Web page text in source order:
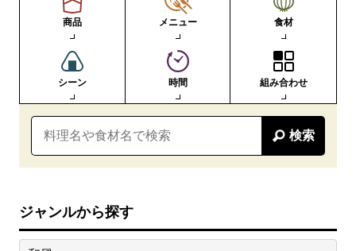
商品 メニュー 食材
シーン 時間 組み合わせ
検索
ジャンルから探す